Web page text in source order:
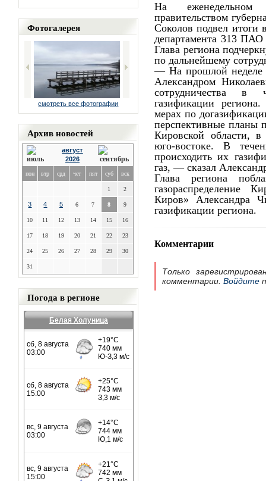
Фотогалерея
смотреть все фотографии
Архив новостей
август
2026
пон втр срд чет пят суб вск
1 2
3 4 5 6 7 8 9
10 11 12 13 14 15 16
17 18 19 20 21 22 23
24 25 26 27 28 29 30
31
Погода в регионе
Белая Холуница
На
правительством
Соколов подвел итоги
департамента 313
Глава региона
по дальнейшему
— На прошлой неделе
Александром
сотрудничества в
газификации
мерах по
перспективные планы
Кировской области,
юго-востоке. В
происходить их
газ, — сказал
Глава региона
газораспределение
Киров» Александра
газификации региона.
Комментарии
Только
комментарии. Войдите